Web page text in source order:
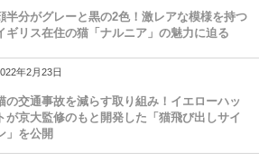
半分がグレーと黒の2色！激レアな模様を持つ
ギリス在住の猫「ナルニア」の魅力に迫る
年2月23日
の交通事故を減らす取り組み！イエローハッ
トが京大監修のもと開発した「猫飛び出しサイ
」を公開